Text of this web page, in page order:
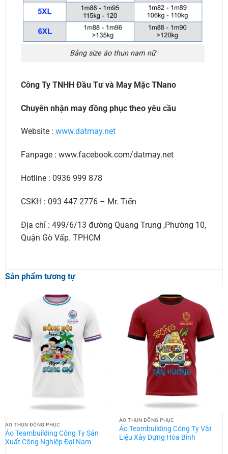
Bảng size áo thun nam nữ
Công Ty TNHH Đầu Tư và May Mặc TNano
Chuyên nhận may đồng phục theo yêu cầu
Website : www.datmay.net
Fanpage : www.facebook.com/datmay.net
Hotline : 0936 999 878
CSKH : 093 447 2776 – Mr. Tiến
Địa chỉ : 499/6/13 đường Quang Trung ,Phường 10,
Quận Gò Vấp. TPHCM
Sản phẩm tương tự
ÁO THUN ĐỒNG PHỤC
Áo Teambuilding Công Ty Sản
Xuất Công Nghiệp Đại Nam
ÁO THUN ĐỒNG PHỤC
Áo Teambuilding Công Ty Vật
Liệu Xây Dựng Hòa Bình